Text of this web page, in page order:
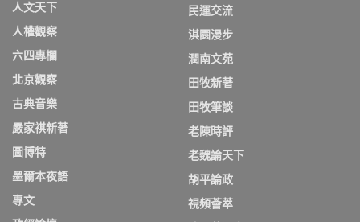
人文天下
人權觀察
六四專欄
北京觀察
古典音樂
嚴家祺新著
圖博特
墨爾本夜語
專文
民運交流
淇園漫步
潤南文苑
田牧新著
田牧筆談
老陳時評
老魏論天下
胡平論政
視頻薈萃